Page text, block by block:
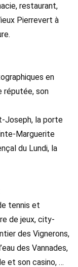
restaurant,
Pierrevert à
en
réputée, son
Joseph, la porte
Marguerite
du Lundi, la
tennis et
de jeux, city-
des Vignerons,
des Vannades,
et son casino, …